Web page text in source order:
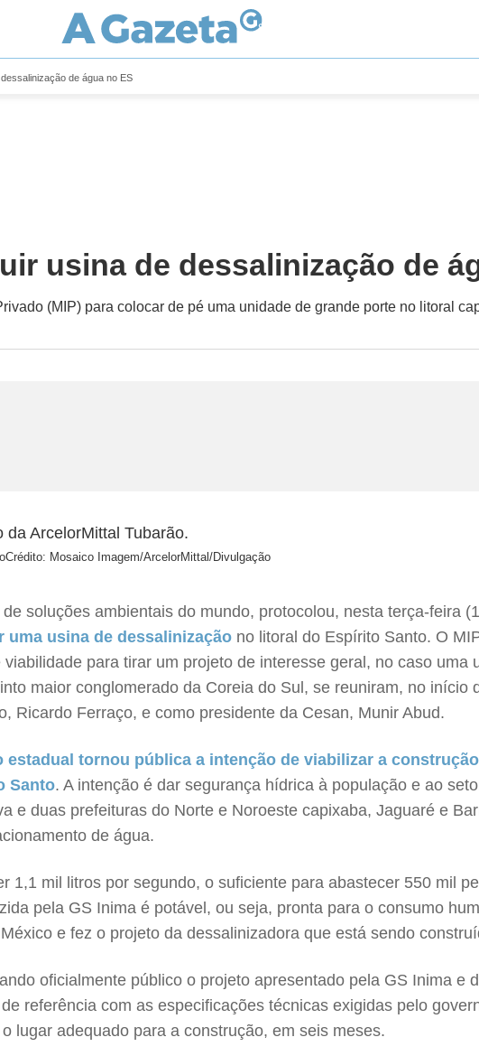
de água no ES
usina de dessalinização de
(MIP) para colocar de pé uma unidade de grande porte no litoral
Crédito: Mosaico Imagem/ArcelorMittal/Divulgação
soluções ambientais do mundo, protocolou, nesta terça-feira
uma usina de dessalinização no litoral do Espírito Santo. O
para tirar um projeto de interesse geral, no caso uma
maior conglomerado da Coreia do Sul, se reuniram, no início
Ricardo Ferraço, e como presidente da Cesan, Munir Abud.
tornou pública a intenção de viabilizar a
Santo. A intenção é dar segurança hídrica à população e ao
e duas prefeituras do Norte e Noroeste capixaba, Jaguaré e
de água.
1,1 mil litros por segundo, o suficiente para abastecer 550 mil
pela GS Inima é potável, ou seja, pronta para o consumo
e fez o projeto da dessalinizadora que está sendo
oficialmente público o projeto apresentado pela GS Inima e
referência com as especificações técnicas exigidas pelo
lugar adequado para a construção, em seis meses.